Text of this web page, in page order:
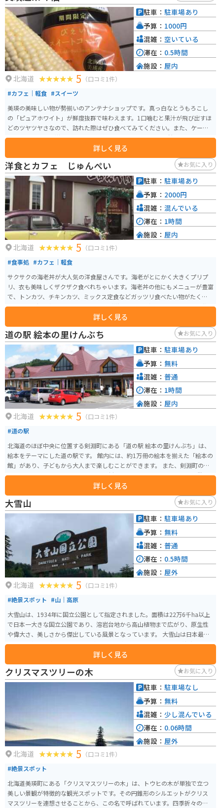
丘陵地帯ならではの美しい風景が広がり、「パッチワークの路」「ケンとメ
リーの木」「セブンスターの木」など、写真スポットとしても人気です。道の
駅 びえい 丘のくらは、これらの観光スポットへのアクセスも良く、観光拠点
としても最適です。 美瑛の特産品としては、じゃがいもや小麦、トウモロコ
シなどの農産物のほか、美瑛牛乳を使用したチーズやヨーグルトなどの乳製
品も人気です。道の駅 びえい 丘のくらでは、これらの特産品を購入すること
ができます。
北海道 5 （口コミ1件）
#カフェ｜軽食 #スイーツ
美瑛の美味しい物が勢揃いのアンテナショップです。真っ白なとうもろこし
の「ピュアホワイト」が鮮度抜群で味わえます。1口噛むと果汁が飛び出すほ
どのツヤツヤさなので、訪れた際はぜひ食べてみてください。また、ケーキ
やプリンといった洋菓子屋やレストラン、美味しいパン屋も併設されている
ので、美瑛の味覚を満喫できます。詳しく見る
駐車： 駐車場あり
予算： 1000円
混雑： 空いている
滞在： 0.5時間
施設： 屋内
洋食とカフェ じゅんぺい お気に入り
北海道 5 （口コミ1件）
#食事処 #カフェ｜軽食
サクサクの海老丼が大人気の洋食屋さんです。海老がとにかく大きくプリプ
リ、衣も美味しくザクザク食べれちゃいます。海老丼の他にもメニューが豊富
で、トンカツ、チキンカツ、ミックス定食などガッツリ食べたい物がたくさん
あります。持ち帰り用のジュンドック（洋風おにぎり）も美味しいので、旅
のお供に買いたくなります。デザートも豊富、サッパリと食事を済ませたい
方はサンドイッチやチキンライスもあります。どれにするか楽しみながら悩
みたくなるお店です。
詳しく見る
駐車： 駐車場あり
予算： 2000円
混雑： 混んでいる
滞在： 1時間
施設： 屋内
道の駅 絵本の里けんぶち お気に入り
北海道 5 （口コミ1件）
#道の駅
北海道のほぼ中央に位置する剣淵町にある「道の駅 絵本の里けんぶち」は、
絵本をテーマにした道の駅です。 館内には、約1万冊の絵本を揃えた「絵本の
館」があり、子どもから大人まで楽しむことができます。 また、剣淵町の特
産品を販売するコーナーや、地元の食材を使ったレストランもあり、休憩に
ので安心です。 周辺には、美しい田園風景が広がっており、ツーリングにも
おすすめのエリアです。 剣淵町の特産品としては、絵本の里というだけあっ
て絵本に関連するグッズや、地元産の農産物を使った加工品などが人気で
す。 特に、剣淵町産の大豆を使用した豆腐や豆乳は、濃厚な味わいでおすす
めです。 道の駅 絵本の里けんぶちは、絵本の世界に浸りながら、地元の美味
しいものを楽しめる場所です。 北海道旅行の際は、ぜひ立ち寄ってみてくだ
さい。
詳しく見る
駐車： 駐車場あり
予算： 無料
混雑： 普通
滞在： 1時間
施設： 屋内
大雪山 お気に入り
北海道 5 （口コミ1件）
#絶景スポット #山｜高原
大雪山は、1934年に国立公園として指定されました。面積は22万6千ha以上
で日本一大きな国立公園であり、溶岩台地から高山植物まで広がり、原生性
や偉大さ、美しさから傑出している風景となっています。 大雪山は日本最高
峰である旭岳を中心に、2,000m級の山々が連なっています。高い緯度によ
り、日本一早い紅葉が観賞できます。山麓には豊富な温泉があり、多くの登
山・トレッキングコースも整備されています。 大雪山は広大な山岳風景、花
畑、紅葉などが魅力です。ロープウェイがあり雄大な山の景色を楽しむこと
ができます。
詳しく見る
駐車： 駐車場あり
予算： 無料
混雑： 普通
滞在： 0.5時間
施設： 屋外
クリスマスツリーの木 お気に入り
北海道 5 （口コミ1件）
#絶景スポット
北海道美瑛町にある「クリスマスツリーの木」は、トウヒの木が単独で立つ
美しい景観が特徴的な観光スポットです。その円錐形のシルエットがクリス
マスツリーを連想させることから、この名で呼ばれています。四季折々の風
駐車： 駐車場なし
予算： 無料
混雑： 少し混んでいる
滞在： 0.06時間
施設： 屋外